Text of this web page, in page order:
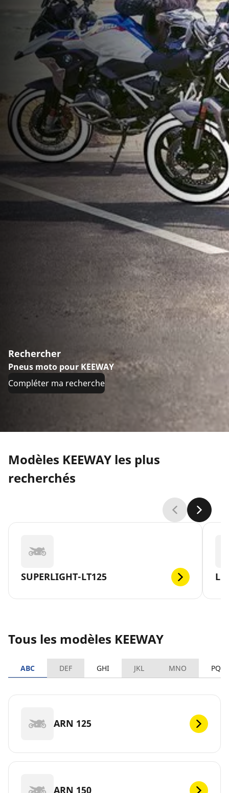
Rechercher
Pneus moto pour KEEWAY
Compléter ma recherche
Modèles KEEWAY les plus
recherchés
SUPERLIGHT-LT125
Tous les modèles KEEWAY
ABC DEF GHI JKL MNO PQRS
ARN 125
ARN 150